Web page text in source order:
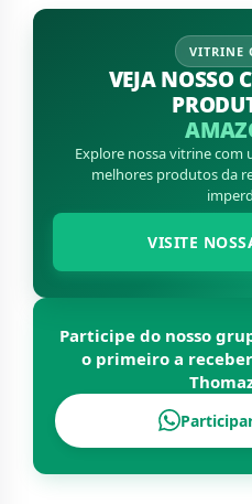
VITRINE
VEJA NOSSO
Explore nossa vitrine com
melhores produtos da
VISITE
Participe do nosso
o primeiro a